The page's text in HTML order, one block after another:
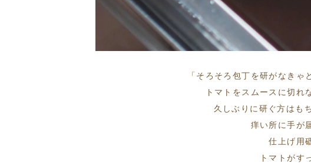
「そろそろ包丁を研がなき
トマトをスムースに切れ
久しぶりに研ぐ方はも
痒い所に手が
仕上げ用
トマトがす